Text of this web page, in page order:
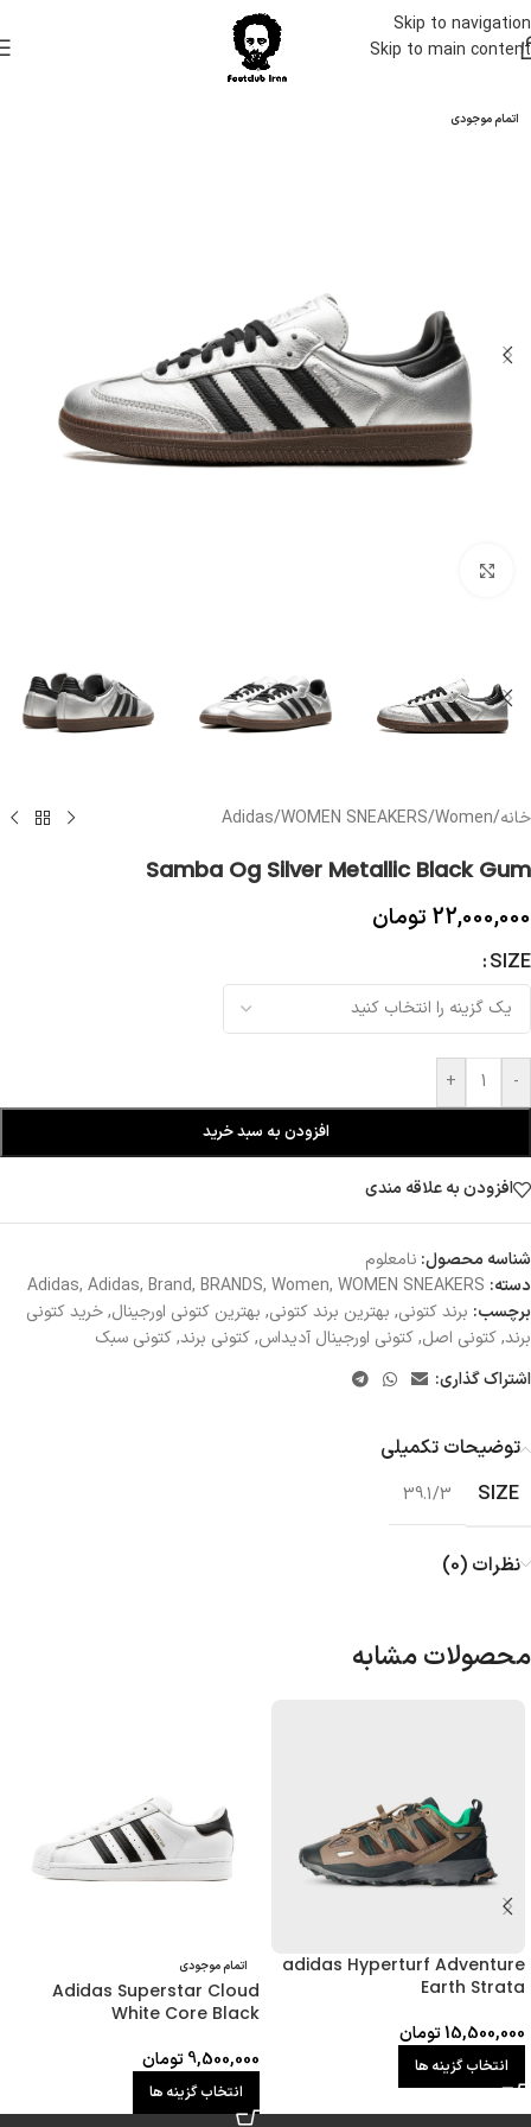
Skip to navigation
Skip to main content
اتمام موجودی
خانه/
Women
/
WOMEN SNEAKERS
/
Adidas
Samba Og Silver Metallic Black Gum
22,000,000 تومان
SIZE
-
+
افزودن به سبد خرید
افزودن به علاقه مندی
شناسه محصول: نامعلوم
دسته:
Adidas, Adidas, Brand, BRANDS, Women, WOMEN SNEAKERS
برچسب: برند کتونی, بهترین برند کتونی, بهترین کتونی اورجینال,خرید کتونی
برند,کتونی اصل,کتونی اورجینال آدیداس,کتونی برند,کتونی سبک
اشتراک گذاری:
توضیحات تکمیلی
SIZE
39.1/3
نظرات (0)
محصولات مشابه
adidas Hyperturf Adventure
Earth Strata
15,500,000تومان
انتخاب گزینه ها
اتمام موجودی
Adidas Superstar Cloud
White Core Black
9,500,000تومان
انتخاب گزینه ها